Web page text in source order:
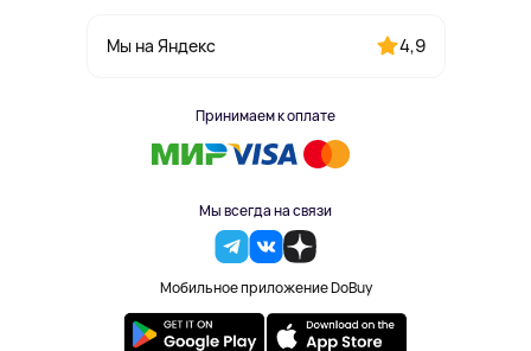
Мы на Яндекс 4,9
Принимаем к оплате
Мы всегда на связи
Мобильное приложение DoBuy